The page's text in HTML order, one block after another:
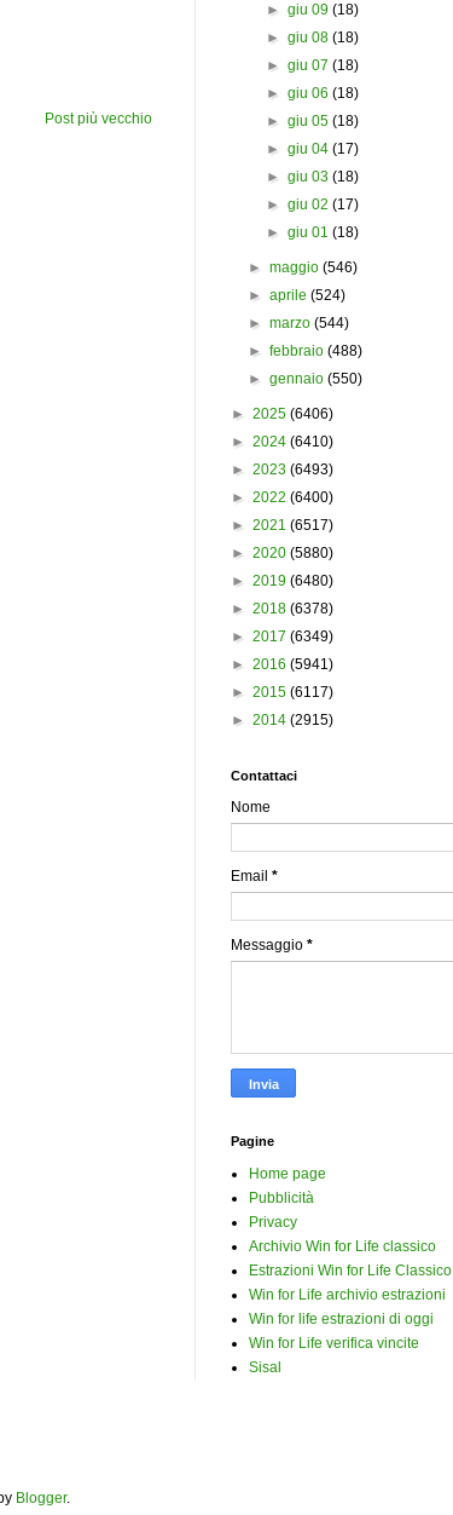
Post più vecchio
► giu 09 (18)
► giu 08 (18)
► giu 07 (18)
► giu 06 (18)
► giu 05 (18)
► giu 04 (17)
► giu 03 (18)
► giu 02 (17)
► giu 01 (18)
►maggio (546)
►aprile (524)
►marzo (544)
►febbraio (488)
►gennaio (550)
► 2025 (6406)
► 2024 (6410)
► 2023 (6493)
► 2022 (6400)
► 2021 (6517)
► 2020 (5880)
► 2019 (6480)
► 2018 (6378)
► 2017 (6349)
► 2016 (5941)
► 2015 (6117)
► 2014 (2915)
Contattaci
Nome
Email *
Messaggio *
Pagine
Home page
Pubblicità
Privacy
Archivio Win for Life classico
Estrazioni Win for Life Classico
Win for Life archivio estrazioni
Win for life estrazioni di oggi
Win for Life verifica vincite
Sisal
Blogger.